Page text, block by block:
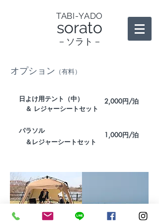
TABI-YADO
sorato
－ソラト－
オプション （有料）
日よけ用テント（中）
2,000円/泊
＆ レジャーシートセット
パラソル 1,000円/泊
＆レジャーシートセット